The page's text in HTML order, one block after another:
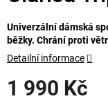
1 990 Kč
Univerzální dámská
běžky. Chrání proti
Detailní informace